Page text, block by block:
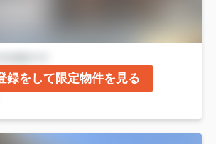
録をして限定物件を見る